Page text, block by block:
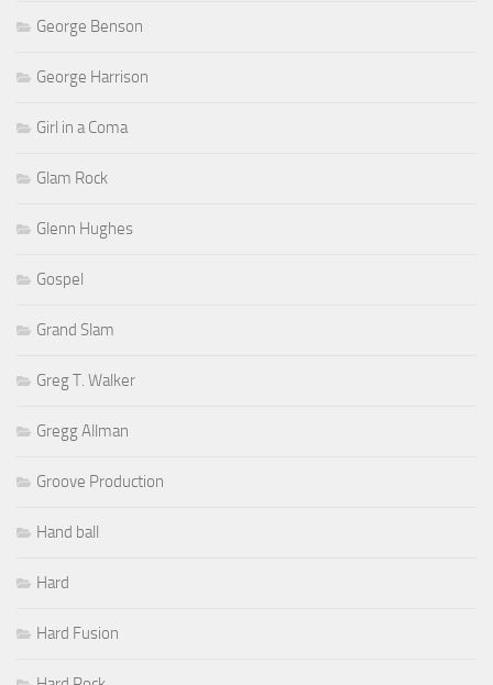
George Benson
George Harrison
Girl in a Coma
Glam Rock
Glenn Hughes
Gospel
Grand Slam
Greg T. Walker
Gregg Allman
Groove Production
Hand ball
Hard
Hard Fusion